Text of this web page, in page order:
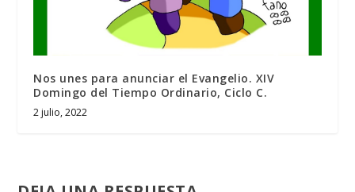
Nos unes para anunciar el Evangelio. XIV
Domingo del Tiempo Ordinario, Ciclo C.
2 julio, 2022